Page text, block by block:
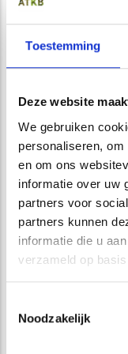
Toestemming
Deze website
We gebruiken
personaliseren,
en om ons
informatie over uw
partners voor
partners kunnen
informatie die u
verzameld op
Noodzakelijk
worden ingericht
oplossingen voor
Met een breed
medewerkers kan
grondwaterbeheer
vraagstukken. In
ondersteunen bij
treffen van de juiste
Bemalingsadvies
Ons grondwater is
soms ook tot